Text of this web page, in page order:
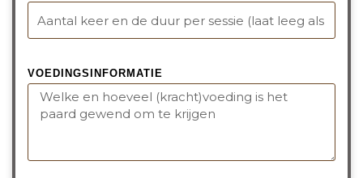
VOEDINGSINFORMATIE